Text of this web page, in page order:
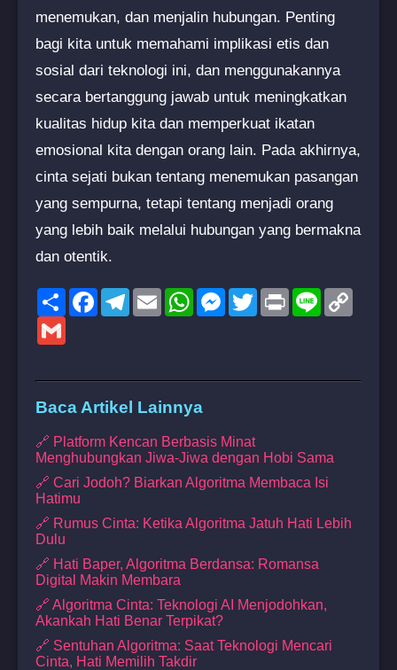
menemukan, dan menjalin hubungan. Penting
bagi kita untuk memahami implikasi etis dan
sosial dari teknologi ini, dan menggunakannya
secara bertanggung jawab untuk meningkatkan
kualitas hidup kita dan memperkuat ikatan
emosional kita dengan orang lain. Pada akhirnya,
cinta sejati bukan tentang menemukan pasangan
yang sempurna, tetapi tentang menjadi orang
yang lebih baik melalui hubungan yang bermakna
dan otentik.
ShareFacebookTelegram
EmailWhatsAppMessenger
TwitterPrint Line
Baca Artikel Lainnya
🔗 Platform Kencan Berbasis Minat
Menghubungkan Jiwa-Jiwa dengan Hobi Sama
🔗 Cari Jodoh? Biarkan Algoritma Membaca Isi
Hatimu
🔗 Rumus Cinta: Ketika Algoritma Jatuh Hati Lebih
Dulu
🔗 Hati Baper, Algoritma Berdansa: Romansa
Digital Makin Membara
🔗 Algoritma Cinta: Teknologi AI Menjodohkan,
Akankah Hati Benar Terpikat?
🔗 Sentuhan Algoritma: Saat Teknologi Mencari
Cinta, Hati Memilih Takdir